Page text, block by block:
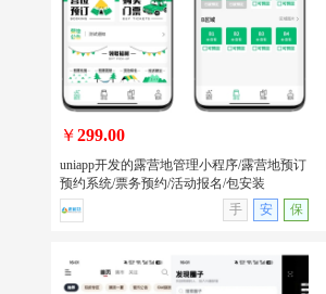
￥299.00
uniapp开发的露营地管理小程序/露营地预订
预约系统/票务预约/活动报名/包安装
手
安 保